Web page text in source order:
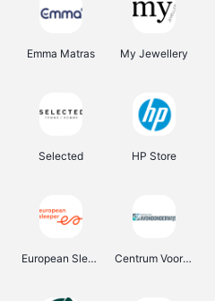
Emma Matras My Jewellery
Selected HP Store
European Sleeper Centrum Voor Avondonderwijs